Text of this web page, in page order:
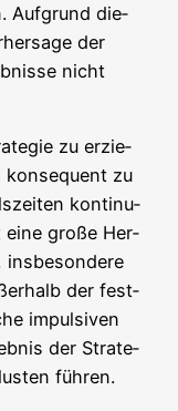
Auf­grund die­
der
nicht
zu erzie­
kon­se­quent zu
kon­ti­nu­
eine gro­ße Her­
ins­be­son­de­re
der fest­
impul­si­ven
der Stra­te­
führen.